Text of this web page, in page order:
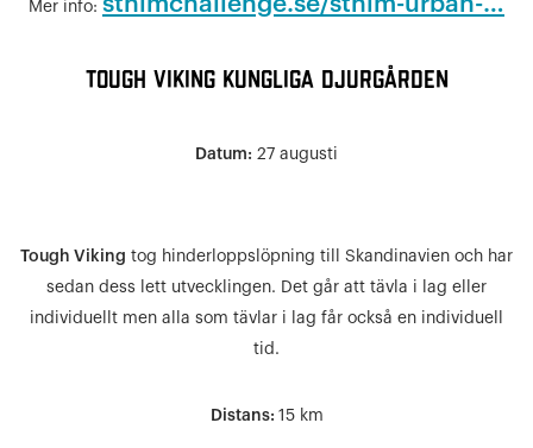
Mer info:
Tough Viking Kungliga Djurgården
Datum: 27 augusti
Tough Viking tog hinderloppslöpning till Skandinavien och har
sedan dess lett utvecklingen. Det går att tävla i lag eller
individuellt men alla som tävlar i lag får också en individuell
tid.
Distans: 15 km